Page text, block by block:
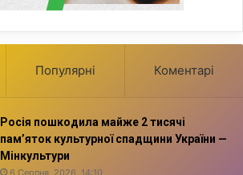
Популярні Коментарі
Росія пошкодила майже 2 тисячі
пам’яток культурної спадщини України —
Мінкультури
6 Серпня, 2026, 14:10